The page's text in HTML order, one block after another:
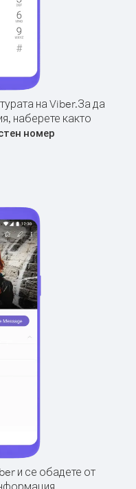
на Viber.За да
наберете както
номер
и се обадете от